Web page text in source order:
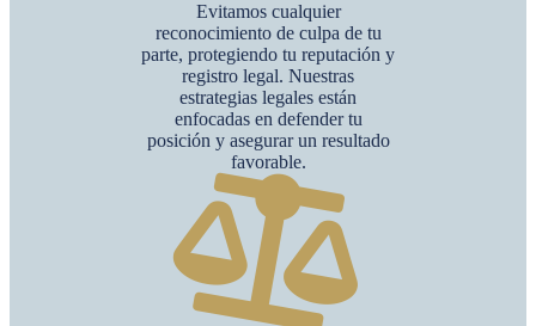
Evitamos cualquier
reconocimiento de culpa de tu
parte, protegiendo tu reputación y
registro legal. Nuestras
estrategias legales están
enfocadas en defender tu
posición y asegurar un resultado
favorable.